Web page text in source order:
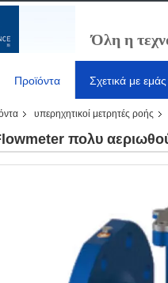
Όλη η
Προϊόντα Σχετικά με εμάς
υπερηχητικοί μετρητές ροής
πολυ